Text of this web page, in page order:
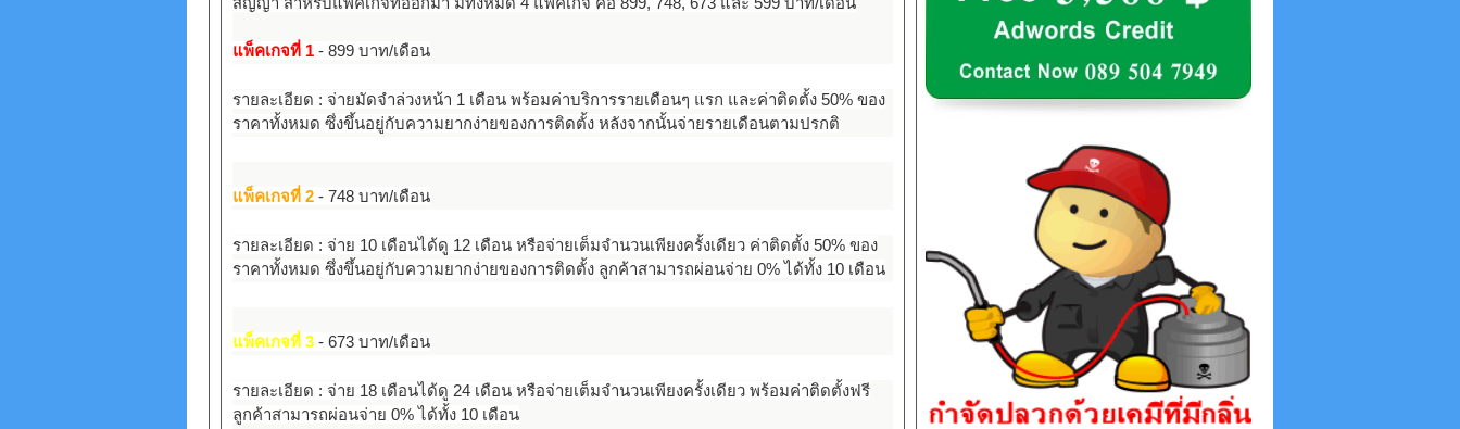
แพ็คเกจที่ 1 - 899 บาท/เดือน
รายละเอียด : จ่ายมัดจำล่วงหน้า 1 เดือน พร้อมค่าบริการรายเดือนๆ แรก และค่าติดตั้ง 50% ของ
ราคาทั้งหมด ซึ่งขึ้นอยู่กับความยากง่ายของการติดตั้ง หลังจากนั้นจ่ายรายเดือนตามปรกติ
แพ็คเกจที่ 2 - 748 บาท/เดือน
รายละเอียด : จ่าย 10 เดือนได้ดู 12 เดือน หรือจ่ายเต็มจำนวนเพียงครั้งเดียว ค่าติดตั้ง 50% ของ
ราคาทั้งหมด ซึ่งขึ้นอยู่กับความยากง่ายของการติดตั้ง ลูกค้าสามารถผ่อนจ่าย 0% ได้ทั้ง 10 เดือน
แพ็คเกจที่ 3 - 673 บาท/เดือน
รายละเอียด : จ่าย 18 เดือนได้ดู 24 เดือน หรือจ่ายเต็มจำนวนเพียงครั้งเดียว พร้อมค่าติดตั้งฟรี
ลูกค้าสามารถผ่อนจ่าย 0% ได้ทั้ง 10 เดือน